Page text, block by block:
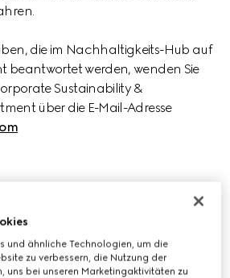
die im Nachhaltigkeits-Hub auf
beantwortet werden, wenden Sie
Sustainability &
über die E-Mail-Adresse
und -
und ähnliche Technologien, um die
zu verbessern, die Nutzung der
uns bei unseren Marketingaktivitäten zu